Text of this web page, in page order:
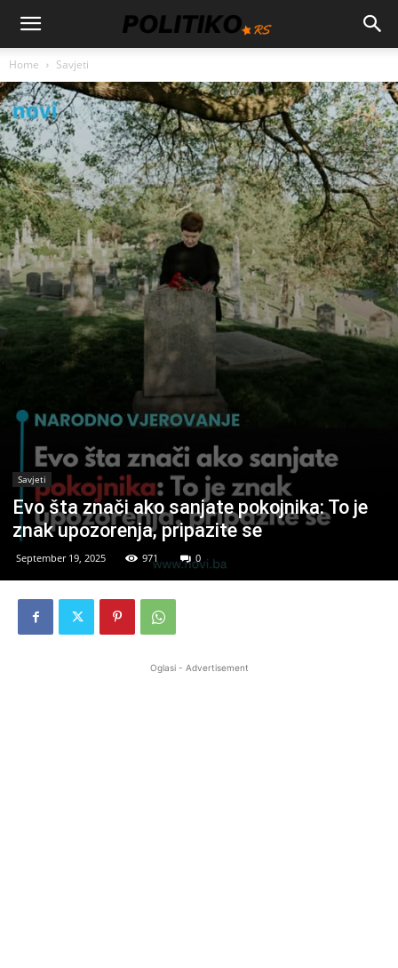
Home Savjeti
Savjeti
Evo šta znači ako sanjate pokojnika: To je
znak upozorenja, pripazite se
September 19, 2025 971 0
Oglasi - Advertisement